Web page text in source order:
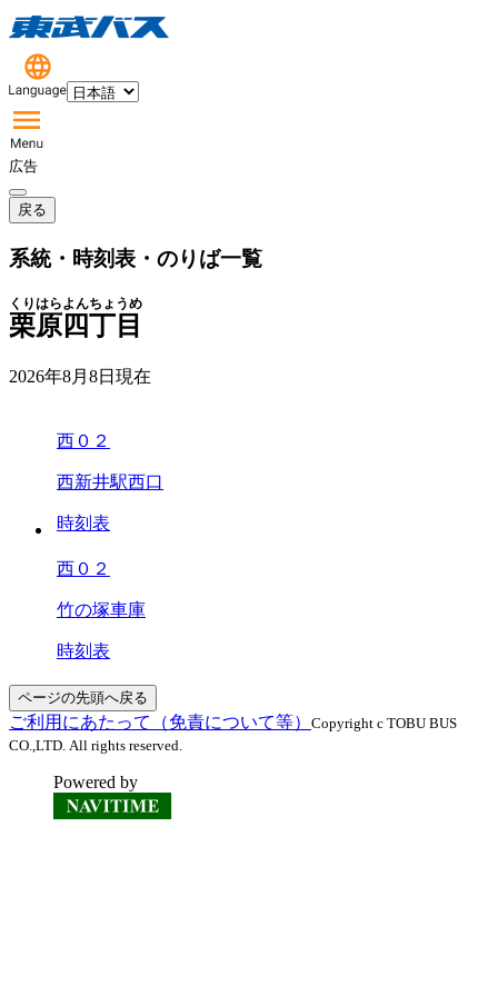
広告
戻る
系統・時刻表・のりば一覧
栗原四丁目
くりはらよんちょうめ
2026年8月8日 現在
西０２
西新井駅西口
時刻表
西０２
竹の塚車庫
時刻表
ページの先頭へ戻る
ご利用にあたって（免責について等） Copyright c TOBU BUS
CO.,LTD. All rights reserved.
Powered by